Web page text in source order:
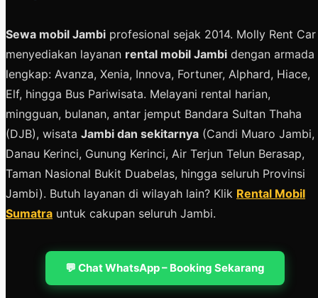
Sewa mobil Jambi profesional sejak 2014. Molly Rent Car
menyediakan layanan rental mobil Jambi dengan armada
lengkap: Avanza, Xenia, Innova, Fortuner, Alphard, Hiace,
Elf, hingga Bus Pariwisata. Melayani rental harian,
mingguan, bulanan, antar jemput Bandara Sultan Thaha
(DJB), wisata Jambi dan sekitarnya (Candi Muaro Jambi,
Danau Kerinci, Gunung Kerinci, Air Terjun Telun Berasap,
Taman Nasional Bukit Duabelas, hingga seluruh Provinsi
Jambi). Butuh layanan di wilayah lain? Klik Rental Mobil
Sumatra untuk cakupan seluruh Jambi.
💬 Chat WhatsApp – Booking Sekarang